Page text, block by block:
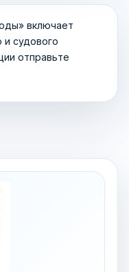
включает
судового
отправьте